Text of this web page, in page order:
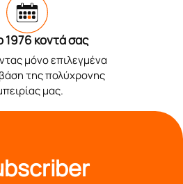
1976 κοντά σας
μόνο επιλεγμένα
της πολύχρονης
μας.